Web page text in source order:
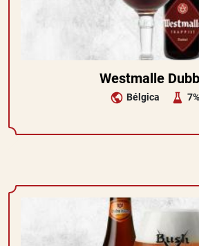
Westmalle
Bélgica 7%